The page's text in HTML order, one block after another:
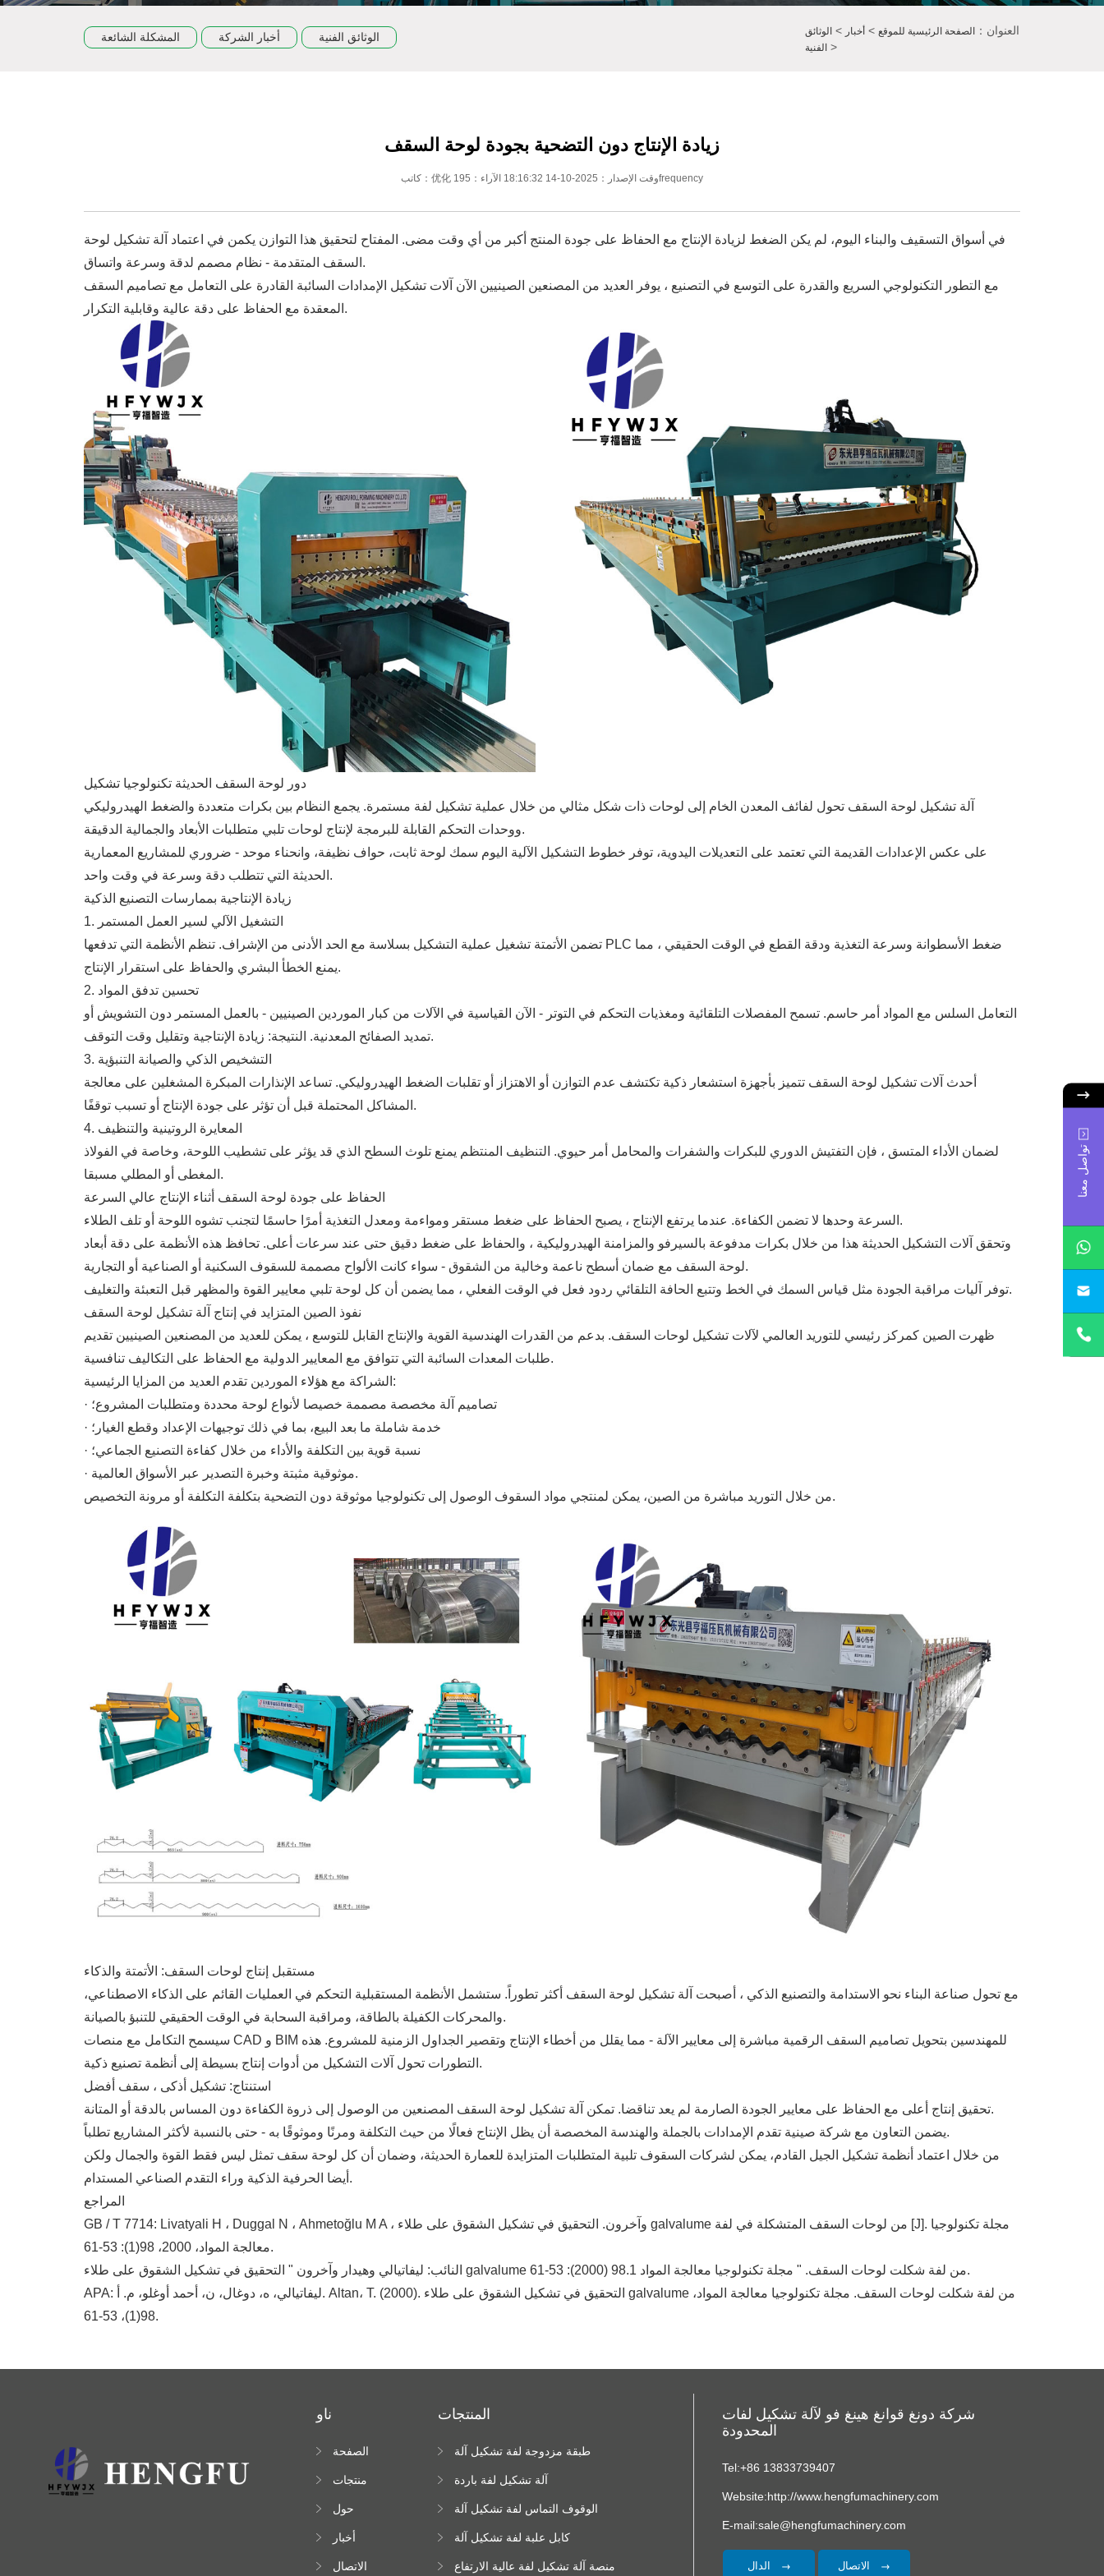
المشكلة الشائعة أخبار الشركة الوثائق الفنية العنوان： الصفحة الرئيسية للموقع >أخبار > الوثائق
الفنية >
زيادة الإنتاج دون التضحية بجودة لوحة السقف
كاتب：优化 وقت الإصدار：2025-10-14 18:16:32 الآراء：195frequency
في أسواق التسقيف والبناء اليوم، لم يكن الضغط لزيادة الإنتاج مع الحفاظ على جودة المنتج أكبر من أي وقت مضى. المفتاح لتحقيق هذا التوازن يكمن في اعتماد آلة تشكيل لوحة
السقف المتقدمة - نظام مصمم لدقة وسرعة واتساق.
مع التطور التكنولوجي السريع والقدرة على التوسع في التصنيع ، يوفر العديد من المصنعين الصينيين الآن آلات تشكيل الإمدادات السائبة القادرة على التعامل مع تصاميم السقف
المعقدة مع الحفاظ على دقة عالية وقابلية التكرار.
دور لوحة السقف الحديثة تكنولوجيا تشكيل
آلة تشكيل لوحة السقف تحول لفائف المعدن الخام إلى لوحات ذات شكل مثالي من خلال عملية تشكيل لفة مستمرة. يجمع النظام بين بكرات متعددة والضغط الهيدروليكي
ووحدات التحكم القابلة للبرمجة لإنتاج لوحات تلبي متطلبات الأبعاد والجمالية الدقيقة.
على عكس الإعدادات القديمة التي تعتمد على التعديلات اليدوية، توفر خطوط التشكيل الآلية اليوم سمك لوحة ثابت، حواف نظيفة، وانحناء موحد - ضروري للمشاريع المعمارية
الحديثة التي تتطلب دقة وسرعة في وقت واحد.
زيادة الإنتاجية بممارسات التصنيع الذكية
1. التشغيل الآلي لسير العمل المستمر
تضمن الأتمتة تشغيل عملية التشكيل بسلاسة مع الحد الأدنى من الإشراف. تنظم الأنظمة التي تدفعها PLC ضغط الأسطوانة وسرعة التغذية ودقة القطع في الوقت الحقيقي ، مما
يمنع الخطأ البشري والحفاظ على استقرار الإنتاج.
2. تحسين تدفق المواد
التعامل السلس مع المواد أمر حاسم. تسمح المفصلات التلقائية ومغذيات التحكم في التوتر - الآن القياسية في الآلات من كبار الموردين الصينيين - بالعمل المستمر دون التشويش أو
تمديد الصفائح المعدنية. النتيجة: زيادة الإنتاجية وتقليل وقت التوقف.
3. التشخيص الذكي والصيانة التنبؤية
أحدث آلات تشكيل لوحة السقف تتميز بأجهزة استشعار ذكية تكتشف عدم التوازن أو الاهتزاز أو تقلبات الضغط الهيدروليكي. تساعد الإنذارات المبكرة المشغلين على معالجة
المشاكل المحتملة قبل أن تؤثر على جودة الإنتاج أو تسبب توقفًا.
4. المعايرة الروتينية والتنظيف
لضمان الأداء المتسق ، فإن التفتيش الدوري للبكرات والشفرات والمحامل أمر حيوي. التنظيف المنتظم يمنع تلوث السطح الذي قد يؤثر على تشطيب اللوحة، وخاصة في الفولاذ
المغطى أو المطلي مسبقا.
الحفاظ على جودة لوحة السقف أثناء الإنتاج عالي السرعة
السرعة وحدها لا تضمن الكفاءة. عندما يرتفع الإنتاج ، يصبح الحفاظ على ضغط مستقر ومواءمة ومعدل التغذية أمرًا حاسمًا لتجنب تشوه اللوحة أو تلف الطلاء.
وتحقق آلات التشكيل الحديثة هذا من خلال بكرات مدفوعة بالسيرفو والمزامنة الهيدروليكية ، والحفاظ على ضغط دقيق حتى عند سرعات أعلى. تحافظ هذه الأنظمة على دقة أبعاد
لوحة السقف مع ضمان أسطح ناعمة وخالية من الشقوق - سواء كانت الألواح مصممة للسقوف السكنية أو الصناعية أو التجارية.
توفر آليات مراقبة الجودة مثل قياس السمك في الخط وتتبع الحافة التلقائي ردود فعل في الوقت الفعلي ، مما يضمن أن كل لوحة تلبي معايير القوة والمظهر قبل التعبئة والتغليف.
نفوذ الصين المتزايد في إنتاج آلة تشكيل لوحة السقف
ظهرت الصين كمركز رئيسي للتوريد العالمي لآلات تشكيل لوحات السقف. بدعم من القدرات الهندسية القوية والإنتاج القابل للتوسع ، يمكن للعديد من المصنعين الصينيين تقديم
طلبات المعدات السائبة التي تتوافق مع المعايير الدولية مع الحفاظ على التكاليف تنافسية.
الشراكة مع هؤلاء الموردين تقدم العديد من المزايا الرئيسية:
· تصاميم آلة مخصصة مصممة خصيصا لأنواع لوحة محددة ومتطلبات المشروع؛
· خدمة شاملة ما بعد البيع، بما في ذلك توجيهات الإعداد وقطع الغيار؛
· نسبة قوية بين التكلفة والأداء من خلال كفاءة التصنيع الجماعي؛
· موثوقية مثبتة وخبرة التصدير عبر الأسواق العالمية.
من خلال التوريد مباشرة من الصين، يمكن لمنتجي مواد السقوف الوصول إلى تكنولوجيا موثوقة دون التضحية بتكلفة التكلفة أو مرونة التخصيص.
مستقبل إنتاج لوحات السقف: الأتمتة والذكاء
مع تحول صناعة البناء نحو الاستدامة والتصنيع الذكي ، أصبحت آلة تشكيل لوحة السقف أكثر تطوراً. ستشمل الأنظمة المستقبلية التحكم في العمليات القائم على الذكاء الاصطناعي،
والمحركات الكفيلة بالطاقة، ومراقبة السحابة في الوقت الحقيقي للتنبؤ بالصيانة.
سيسمح التكامل مع منصات CAD و BIM للمهندسين بتحويل تصاميم السقف الرقمية مباشرة إلى معايير الآلة - مما يقلل من أخطاء الإنتاج وتقصير الجداول الزمنية للمشروع. هذه
التطورات تحول آلات التشكيل من أدوات إنتاج بسيطة إلى أنظمة تصنيع ذكية.
استنتاج: تشكيل أذكى ، سقف أفضل
تحقيق إنتاج أعلى مع الحفاظ على معايير الجودة الصارمة لم يعد تناقضا. تمكن آلة تشكيل لوحة السقف المصنعين من الوصول إلى ذروة الكفاءة دون المساس بالدقة أو المتانة.
يضمن التعاون مع شركة صينية تقدم الإمدادات بالجملة والهندسة المخصصة أن يظل الإنتاج فعالًا من حيث التكلفة ومرنًا وموثوقًا به - حتى بالنسبة لأكثر المشاريع تطلباً.
من خلال اعتماد أنظمة تشكيل الجيل القادم، يمكن لشركات السقوف تلبية المتطلبات المتزايدة للعمارة الحديثة، وضمان أن كل لوحة سقف تمثل ليس فقط القوة والجمال ولكن
أيضا الحرفية الذكية وراء التقدم الصناعي المستدام.
المراجع
GB / T 7714: Livatyali H ، Duggal N ، Ahmetoğlu M A ، وآخرون. التحقيق في تشكيل الشقوق على طلاء galvalume من لوحات السقف المتشكلة في لفة [J]. مجلة تكنولوجيا
معالجة المواد، 2000، 98(1): 53-61.
النائب: ليفاتيالي وهيدار وآخرون " التحقيق في تشكيل الشقوق على طلاء galvalume من لفة شكلت لوحات السقف. " مجلة تكنولوجيا معالجة المواد 98.1 (2000): 53-61.
APA: ليفاتيالي، ه، دوغال، ن، أحمد أوغلو، م. أ. Altan، T. (2000). التحقيق في تشكيل الشقوق على طلاء galvalume من لفة شكلت لوحات السقف. مجلة تكنولوجيا معالجة المواد،
98(1)، 53-61.
ناو
الصفحة
منتجات
حول
أخبار
الاتصال
المنتجات
طبقة مزدوجة لفة تشكيل آلة
آلة تشكيل لفة باردة
الوقوف التماس لفة تشكيل آلة
كابل علبة لفة تشكيل آلة
منصة آلة تشكيل لفة عالية الارتفاع
شركة دونغ قوانغ هينغ فو لآلة تشكيل لفات
المحدودة
Tel:+86 13833739407
Website:http://www.hengfumachinery.com
E-mail:sale@hengfumachinery.com
تواصل معنا